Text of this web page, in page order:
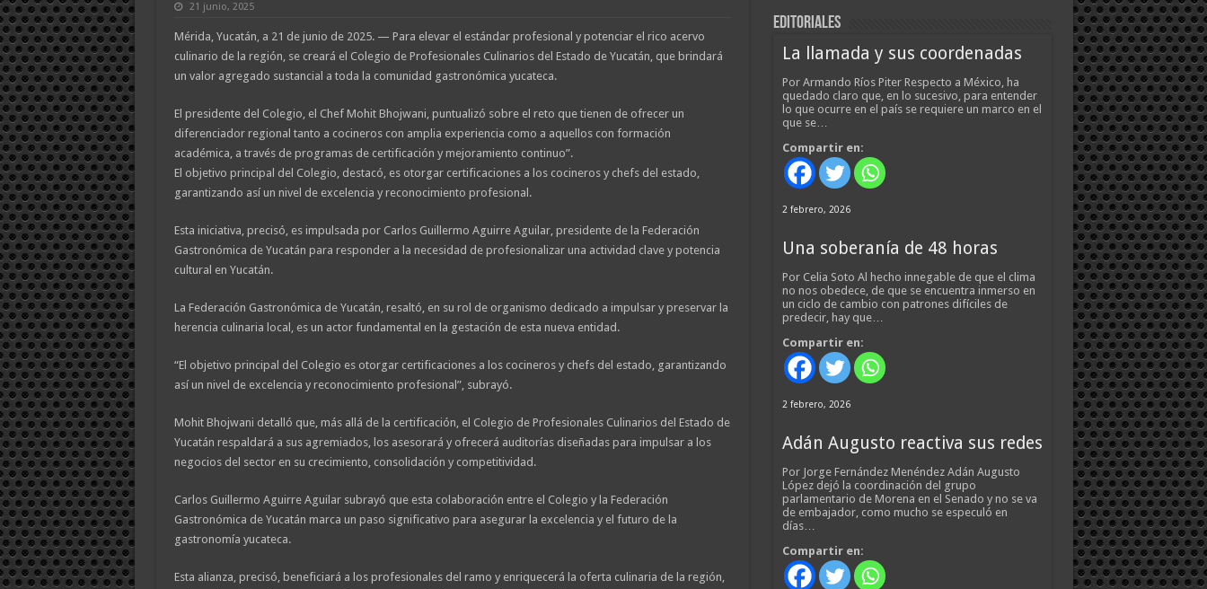
21 junio, 2025
Mérida, Yucatán, a 21 de junio de 2025. — Para elevar el estándar profesional y potenciar el rico acervo
culinario de la región, se creará el Colegio de Profesionales Culinarios del Estado de Yucatán, que brindará
un valor agregado sustancial a toda la comunidad gastronómica yucateca.
El presidente del Colegio, el Chef Mohit Bhojwani, puntualizó sobre el reto que tienen de ofrecer un
diferenciador regional tanto a cocineros con amplia experiencia como a aquellos con formación
académica, a través de programas de certificación y mejoramiento continuo”.
El objetivo principal del Colegio, destacó, es otorgar certificaciones a los cocineros y chefs del estado,
garantizando así un nivel de excelencia y reconocimiento profesional.
Esta iniciativa, precisó, es impulsada por Carlos Guillermo Aguirre Aguilar, presidente de la Federación
Gastronómica de Yucatán para responder a la necesidad de profesionalizar una actividad clave y potencia
cultural en Yucatán.
La Federación Gastronómica de Yucatán, resaltó, en su rol de organismo dedicado a impulsar y preservar la
herencia culinaria local, es un actor fundamental en la gestación de esta nueva entidad.
“El objetivo principal del Colegio es otorgar certificaciones a los cocineros y chefs del estado, garantizando
así un nivel de excelencia y reconocimiento profesional”, subrayó.
Mohit Bhojwani detalló que, más allá de la certificación, el Colegio de Profesionales Culinarios del Estado de
Yucatán respaldará a sus agremiados, los asesorará y ofrecerá auditorías diseñadas para impulsar a los
negocios del sector en su crecimiento, consolidación y competitividad.
Carlos Guillermo Aguirre Aguilar subrayó que esta colaboración entre el Colegio y la Federación
Gastronómica de Yucatán marca un paso significativo para asegurar la excelencia y el futuro de la
gastronomía yucateca.
Esta alianza, precisó, beneficiará a los profesionales del ramo y enriquecerá la oferta culinaria de la región,
EDITORIALES
La llamada y sus coordenadas
Por Armando Ríos Piter Respecto a México, ha
quedado claro que, en lo sucesivo, para entender
lo que ocurre en el país se requiere un marco en el
que se…
Compartir en:
2 febrero, 2026
Una soberanía de 48 horas
Por Celia Soto Al hecho innegable de que el clima
no nos obedece, de que se encuentra inmerso en
un ciclo de cambio con patrones difíciles de
predecir, hay que…
Compartir en:
2 febrero, 2026
Adán Augusto reactiva sus redes
Por Jorge Fernández Menéndez Adán Augusto
López dejó la coordinación del grupo
parlamentario de Morena en el Senado y no se va
de embajador, como mucho se especuló en
días…
Compartir en: